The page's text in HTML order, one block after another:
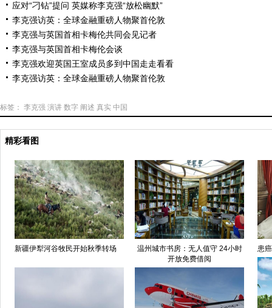
应对“刁钻”提问 英媒称李克强“放松幽默”
李克强访英：全球金融重磅人物聚首伦敦
李克强与英国首相卡梅伦共同会见记者
李克强与英国首相卡梅伦会谈
李克强欢迎英国王室成员多到中国走走看看
李克强访英：全球金融重磅人物聚首伦敦
标签： 李克强 演讲 数字 阐述 真实 中国
精彩看图
新疆伊犁河谷牧民开始秋季转场
温州城市书房：无人值守 24小时
开放免费借阅
患